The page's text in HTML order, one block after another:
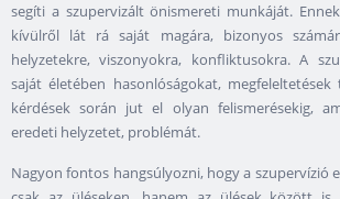
segíti a szupervizált önismereti munkáját.
kívülről lát rá saját magára, bizonyos
helyzetekre, viszonyokra, konfliktusokra. A
saját életében hasonlóságokat,
kérdések során jut el olyan felismerésekig,
eredeti helyzetet, problémát.
Nagyon fontos hangsúlyozni, hogy a szupervízió